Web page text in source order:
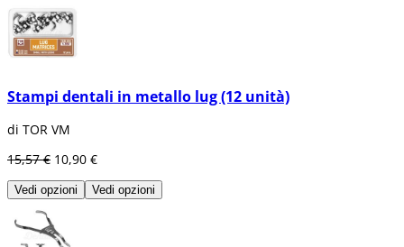
Stampi dentali in metallo lug (12 unità)
di TOR VM
15,57 € 10,90 €
Vedi opzioni Vedi opzioni